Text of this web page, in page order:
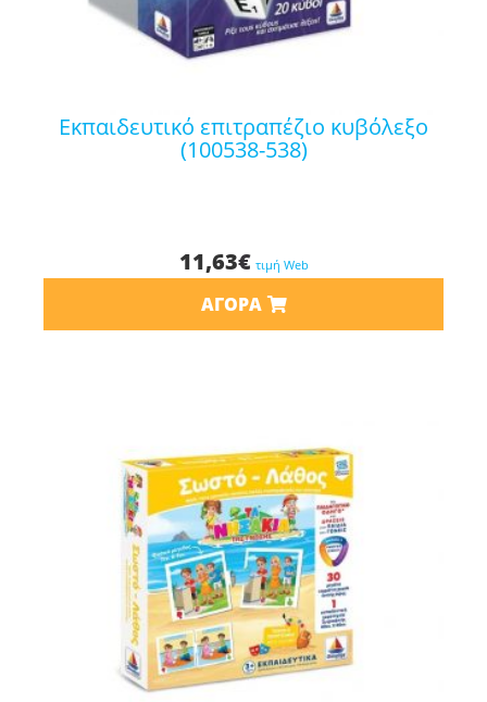
εκπαιδευτικό επιτραπέζιο κυβόλεξο
(100538-538)
11,63€ τιμή Web
ΑΓΟΡΆ